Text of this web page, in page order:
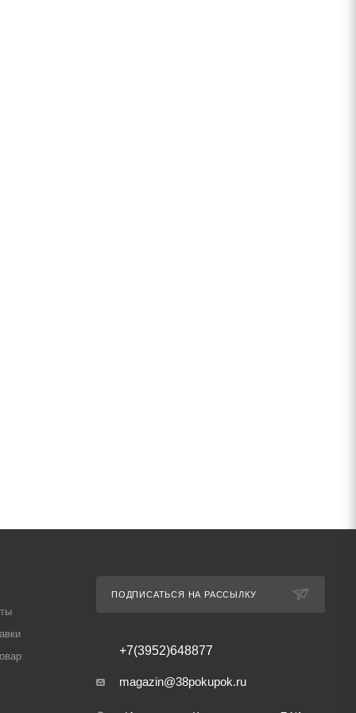
ПОДПИСАТЬСЯ НА РАССЫЛКУ
+7(3952)648877
magazin@38pokupok.ru